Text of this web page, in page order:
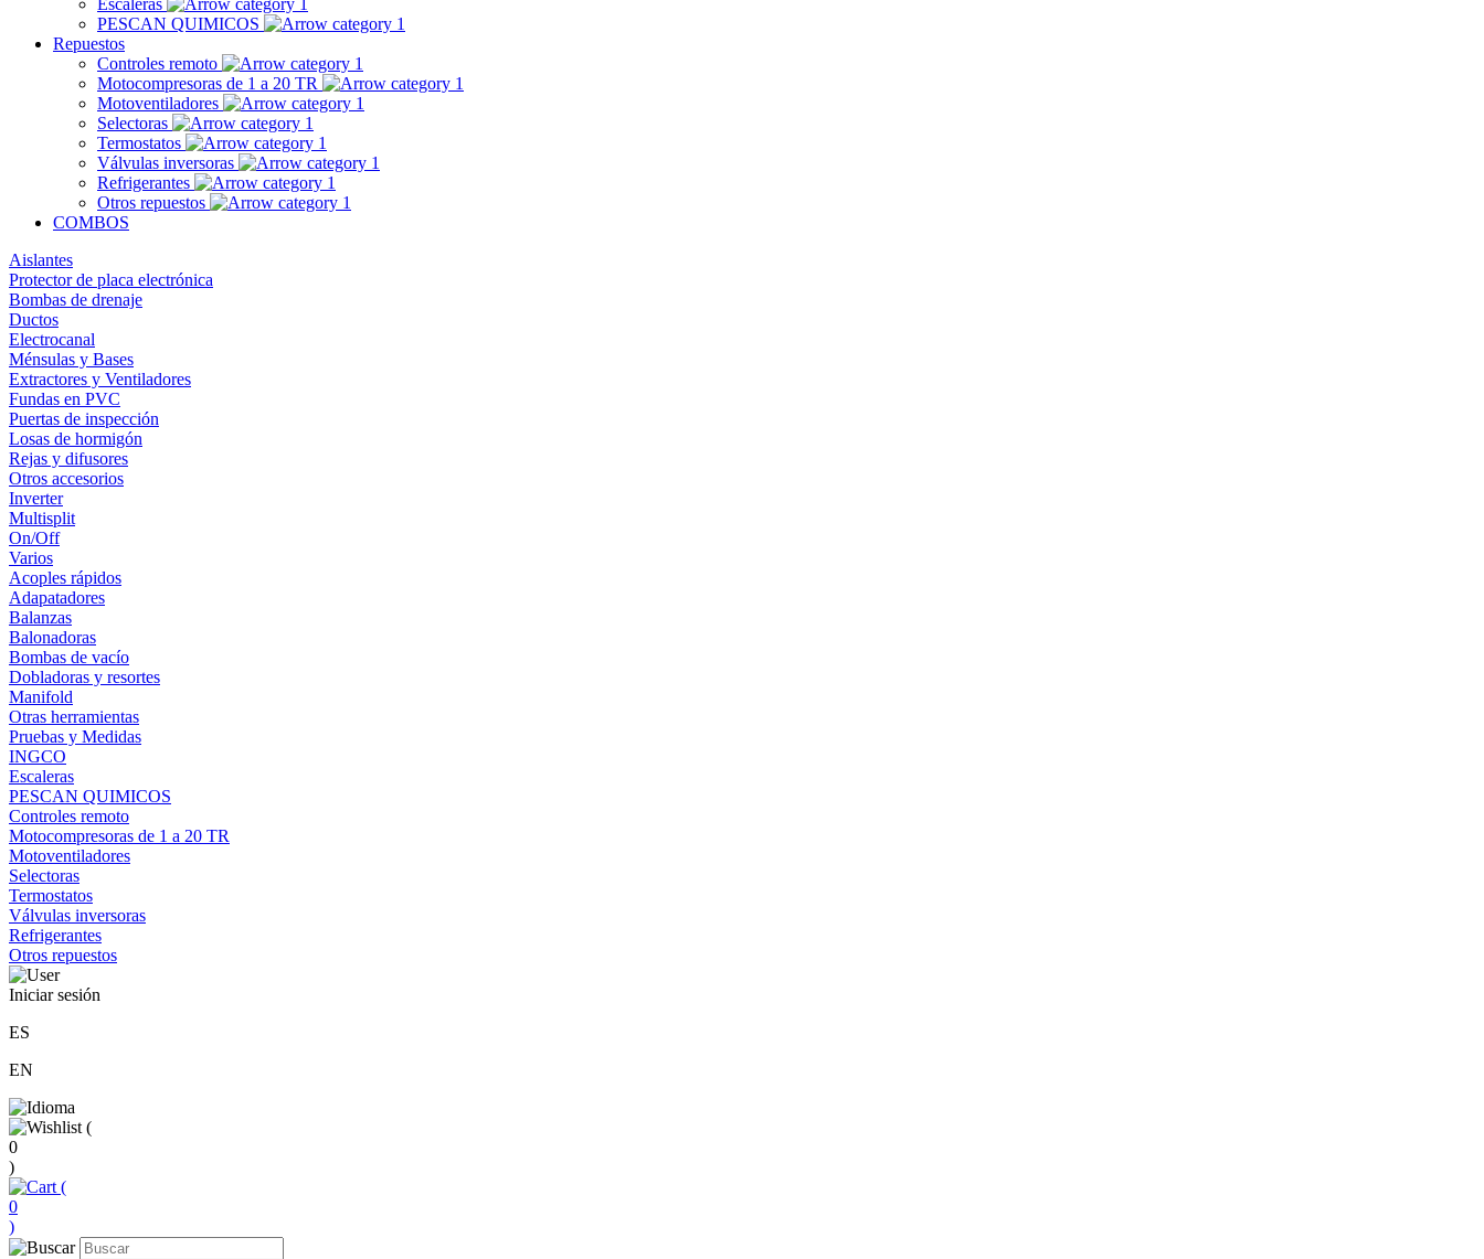
Escaleras
PESCAN QUIMICOS
Repuestos
Controles remoto
Motocompresoras de 1 a 20 TR
Motoventiladores
Selectoras
Termostatos
Válvulas inversoras
Refrigerantes
Otros repuestos
COMBOS
Aislantes
Protector de placa electrónica
Bombas de drenaje
Ductos
Electrocanal
Ménsulas y Bases
Extractores y Ventiladores
Fundas en PVC
Puertas de inspección
Losas de hormigón
Rejas y difusores
Otros accesorios
Inverter
Multisplit
On/Off
Varios
Acoples rápidos
Adapatadores
Balanzas
Balonadoras
Bombas de vacío
Dobladoras y resortes
Manifold
Otras herramientas
Pruebas y Medidas
INGCO
Escaleras
PESCAN QUIMICOS
Controles remoto
Motocompresoras de 1 a 20 TR
Motoventiladores
Selectoras
Termostatos
Válvulas inversoras
Refrigerantes
Otros repuestos
Iniciar sesión
ES
EN
(
0
)
(
0
)